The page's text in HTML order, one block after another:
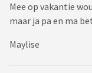
Mee op vakantie
maar ja pa en ma
Maylise